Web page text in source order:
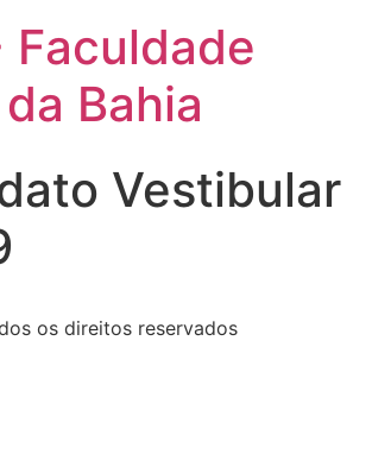
Faculdade
Bahia
Vestibular
os direitos reservados